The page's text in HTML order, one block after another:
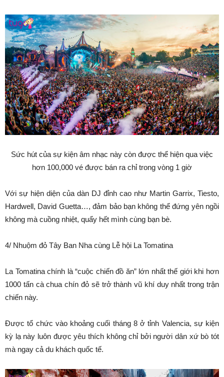
Sức hút của sự kiện âm nhạc này còn được thể hiện qua việc
hơn 100,000 vé được bán ra chỉ trong vòng 1 giờ
Với sự hiện diện của dàn DJ đỉnh cao như Martin Garrix, Tiesto,
Hardwell, David Guetta…, đảm bảo bạn không thể đứng yên ngồi
không mà cuồng nhiệt, quẩy hết mình cùng bạn bè.
4/ Nhuộm đỏ Tây Ban Nha cùng Lễ hội La Tomatina
La Tomatina chính là “cuộc chiến đồ ăn” lớn nhất thế giới khi hơn
1000 tấn cà chua chín đỏ sẽ trở thành vũ khí duy nhất trong trận
chiến này.
Được tổ chức vào khoảng cuối tháng 8 ở tỉnh Valencia, sự kiện
kỳ lạ này luôn được yêu thích không chỉ bởi người dân xứ bò tót
mà ngay cả du khách quốc tế.